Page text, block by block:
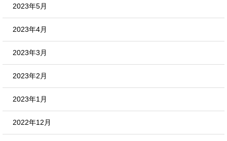
2023年5月
2023年4月
2023年3月
2023年2月
2023年1月
2022年12月